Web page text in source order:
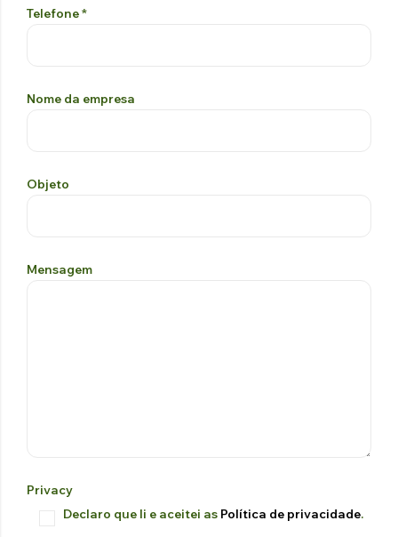
Telefone*
Nome da empresa
Objeto
Mensagem
Privacy
Declaro que li e aceitei as Política de privacidade.